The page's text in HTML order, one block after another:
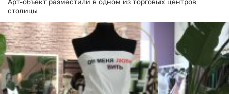
Арт-объект разместили в одном из торговых центров
столицы.